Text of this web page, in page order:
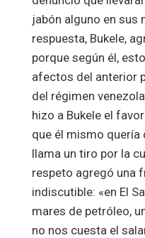
jabón alguno en sus
respuesta, Bukele,
porque según él,
afectos del anterior
del régimen
hizo a Bukele el
que él mismo quería
llama un tiro por la
respeto agregó una
indiscutible: «en El
mares de petróleo,
no nos cuesta el